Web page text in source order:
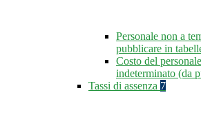
Personale non a
pubblicare in
Costo del
indeterminato (da
Tassi di assenza 7